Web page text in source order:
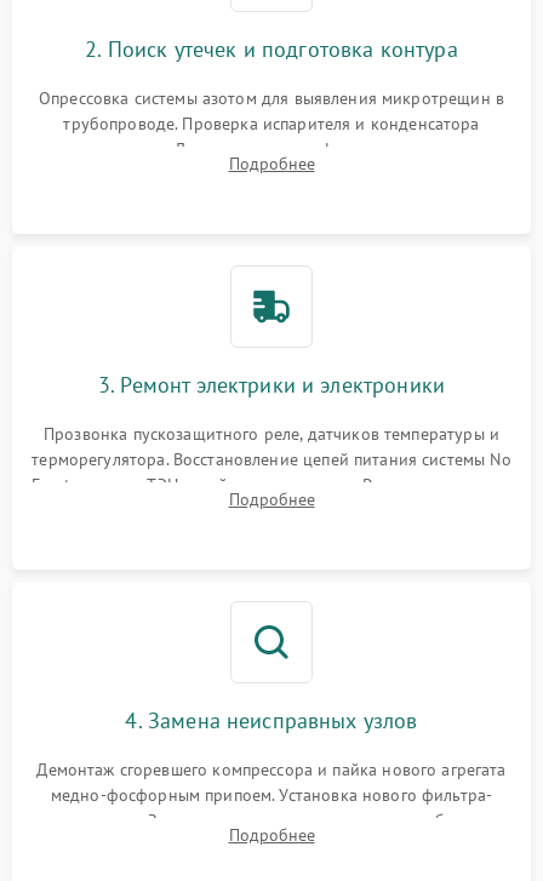
2. Поиск утечек и подготовка контура
Опрессовка системы азотом для выявления микротрещин в
трубопроводе. Проверка испарителя и конденсатора
течеискателем. Демонтаж старого фильтра-осушителя и
продувка капиллярной трубки для устранения засоров.
Подробнее
3. Ремонт электрики и электроники
Прозвонка пускозащитного реле, датчиков температуры и
терморегулятора. Восстановление цепей питания системы No
Frost, включая ТЭН оттайки и вентилятор. Ремонт или замена
платы управления при сбоях алгоритмов.
Подробнее
4. Замена неисправных узлов
Демонтаж сгоревшего компрессора и пайка нового агрегата
медно-фосфорным припоем. Установка нового фильтра-
осушителя. Замена изношенных вентиляторов обдува,
сломанных заслонок или поврежденных дверных петель.
Подробнее